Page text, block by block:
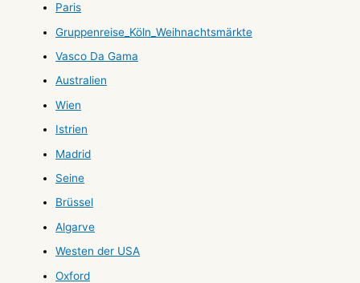
Paris
Gruppenreise_Köln_Weihnachtsmärkte
Vasco Da Gama
Australien
Wien
Istrien
Madrid
Seine
Brüssel
Algarve
Westen der USA
Oxford